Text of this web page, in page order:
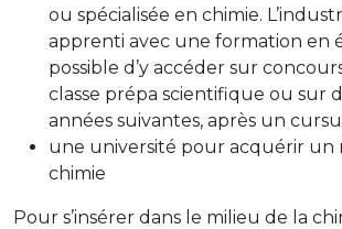
ou spécialisée en chimie.
apprenti avec une formation en
possible d’y accéder sur
classe prépa scientifique ou sur
années suivantes, après un
une université pour acquérir un
chimie
Pour s’insérer dans le milieu de la